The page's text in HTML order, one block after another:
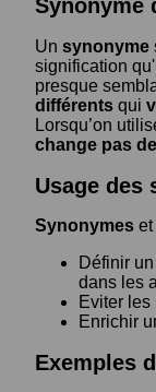
Synonyme
Un synonyme
signification
presque
différents qui
Lorsqu’on
change pas
Usage des
Synonymes et
Définir
dans les
Eviter les
Enrichir
Exemples